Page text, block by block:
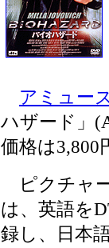
アミュー
ハザード」
価格は3,800
ピクチャ
は、英語を
録し、日本